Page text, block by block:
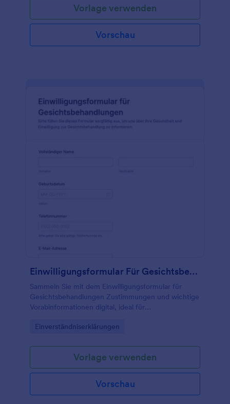
Zweck, die Risiken und die Vorteile der Spa-
Behandlung. Außerdem sichert es dem Kunden zu,
die Behandlung vertraulich zu behandeln. Diese
Formularvorlage enthält mehrere Ankreuzoptionen,
Inhalte wie Anweisungen und andere wichtige
Informationen im Formular anzeigen. Diese
Formularvorlage verwendet das Tool Signatur, mit
dieses Formular über den Formulargenerator weiter
Vorlage verwenden
Vorschau
Einwilligungsformular Für Gesichtsbehandlungen
Sammeln Sie mit dem Einwilligungsformular für
Gesichtsbehandlungen Zustimmungen und wichtige
Vorabinformationen digital, ideal für
Datenerfassung und Formular-Antworten mit
Go to Category:
Einverständniserklärungen
Vorlage verwenden
Vorschau